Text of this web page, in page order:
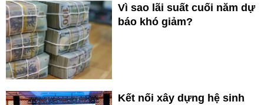
Vì sao lãi suất cuối năm dự
báo khó giảm?
Kết nối xây dựng hệ sinh